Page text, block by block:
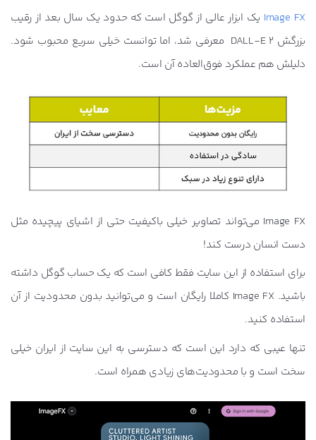
Image FX یک ابزار عالی از گوگل است که حدود یک سال بعد از رقیب
بزرگش DALL-E 2 معرفی شد، اما توانست خیلی سریع محبوب شود.
دلیلش هم عملکرد فوق‌العاده آن است.
Image FX می‌تواند تصاویر خیلی باکیفیت حتی از اشیای پیچیده مثل
دست انسان درست کند!
برای استفاده از این سایت فقط کافی است که یک حساب گوگل داشته
باشید. Image FX کاملا رایگان است و می‌توانید بدون محدودیت از آن
استفاده کنید.
تنها عیبی که دارد این است که دسترسی به این سایت از ایران خیلی
سخت است و با محدودیت‌های زیادی همراه است.